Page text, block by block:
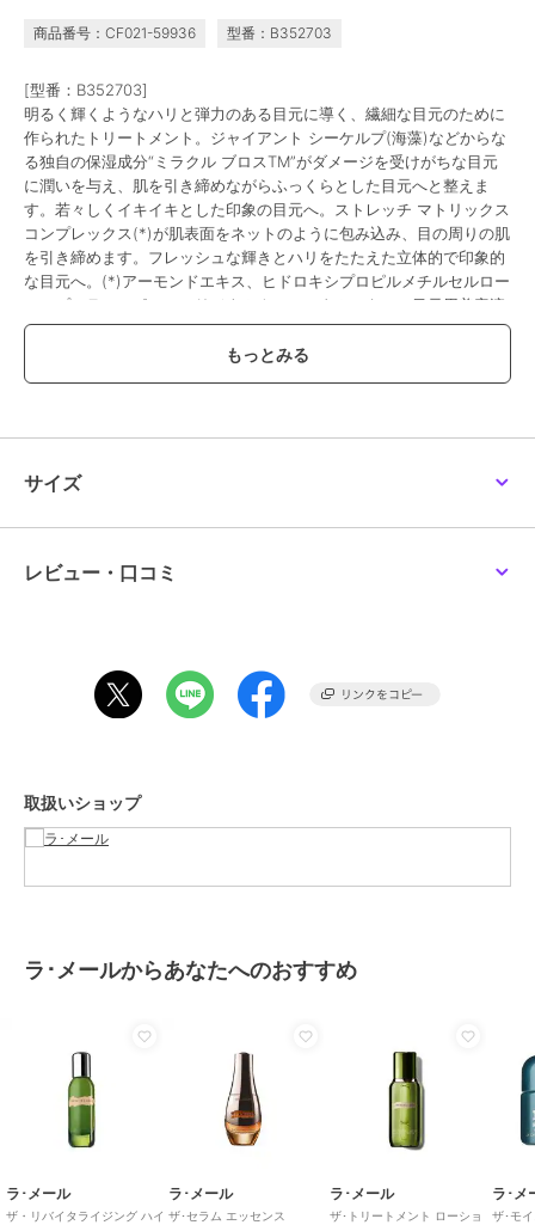
商品番号：CF021-59936 型番：B352703
[型番：B352703]
明るく輝くようなハリと弾力のある目元に導く、繊細な目元のために
作られたトリートメント。ジャイアント シーケルプ(海藻)などからな
る独自の保湿成分“ミラクル ブロスTM”がダメージを受けがちな目元
に潤いを与え、肌を引き締めながらふっくらとした目元へと整えま
す。若々しくイキイキとした印象の目元へ。ストレッチ マトリックス
コンプレックス(*)が肌表面をネットのように包み込み、目の周りの肌
を引き締めます。フレッシュな輝きとハリをたたえた立体的で印象的
な目元へ。(*)アーモンドエキス、ヒドロキシプロピルメチルセルロー
ス、プルラン、ポルフィリジウムクルエンタムエキス＜目元用美容液
／15ml＞
ブランド
性別タイプ
-
-
サイズ
レビュー・口コミ
取扱いショップ
ラ･メールからあなたへのおすすめ
ラ･メール
ザ・リバイタライジング ハイ
ラ･メール
ザ･セラム エッセンス
ラ･メール
ザ･トリートメント ローショ
ラ･メ
ザ･モ